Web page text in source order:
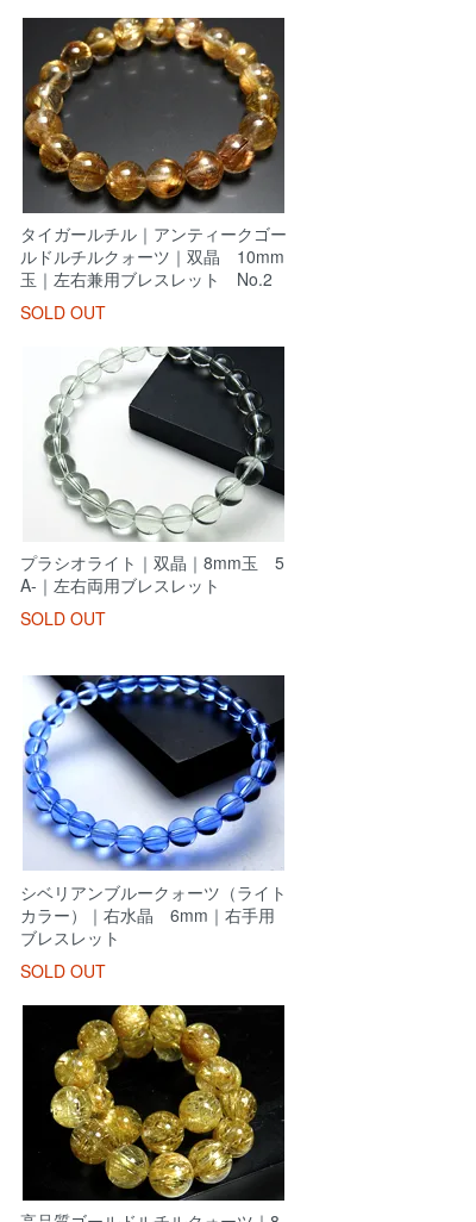
タイガールチル｜アンティークゴー
ルドルチルクォーツ｜双晶 10mm
玉｜左右兼用ブレスレット No.2
SOLD OUT
プラシオライト｜双晶｜8mm玉 5
A-｜左右両用ブレスレット
SOLD OUT
シベリアンブルークォーツ（ライト
カラー）｜右水晶 6mm｜右手用
ブレスレット
SOLD OUT